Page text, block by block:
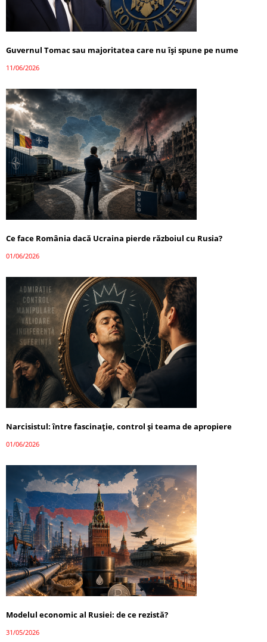
Guvernul Tomac sau majoritatea care nu își spune pe nume
11/06/2026
Ce face România dacă Ucraina pierde războiul cu Rusia?
01/06/2026
Narcisistul: între fascinație, control și teama de apropiere
01/06/2026
Modelul economic al Rusiei: de ce rezistă?
31/05/2026